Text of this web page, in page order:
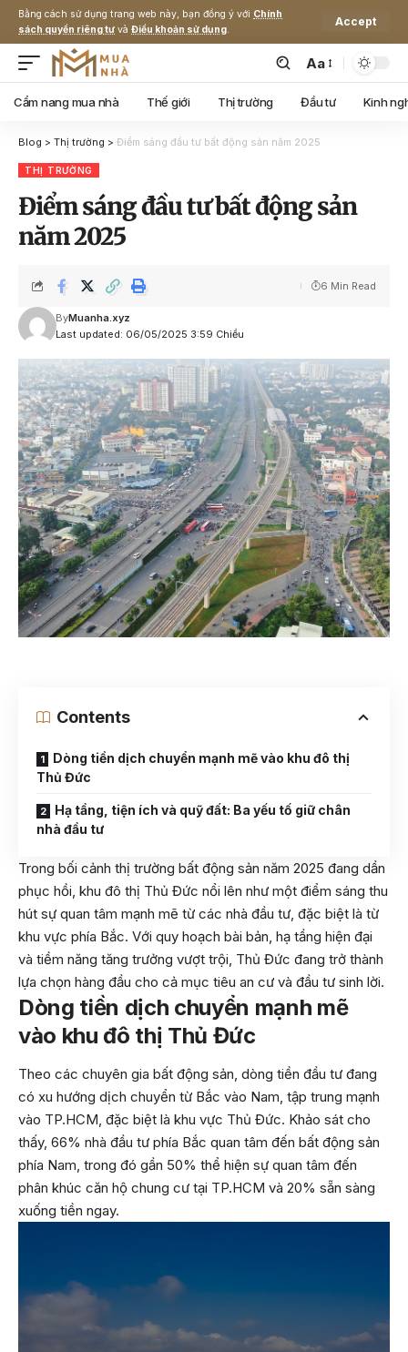
Bằng cách sử dụng trang web này, bạn đồng ý với Chính
sách quyền riêng tư và Điều khoản sử dụng.
Accept
Aa
Cẩm nang mua nhà Thế giới Thị trường Đầu tư Kinh
Blog > Thị trường > Điểm sáng đầu tư bất động sản năm 2025
THỊ TRƯỜNG
Điểm sáng đầu tư bất động sản
năm 2025
Last updated: 06/05/2025 3:59 Chiều
ByMuanha.xyz
6 Min Read
Contents
Dòng tiền dịch chuyển mạnh mẽ vào khu đô thị
Thủ Đức
Hạ tầng, tiện ích và quỹ đất: Ba yếu tố giữ chân
nhà đầu tư
Trong bối cảnh thị trường bất động sản năm 2025 đang dần
phục hồi, khu đô thị Thủ Đức nổi lên như một điểm sáng thu
hút sự quan tâm mạnh mẽ từ các nhà đầu tư, đặc biệt là từ
khu vực phía Bắc. Với quy hoạch bài bản, hạ tầng hiện đại
và tiềm năng tăng trưởng vượt trội, Thủ Đức đang trở thành
lựa chọn hàng đầu cho cả mục tiêu an cư và đầu tư sinh lời.
Dòng tiền dịch chuyển mạnh mẽ
vào khu đô thị Thủ Đức
Theo các chuyên gia bất động sản, dòng tiền đầu tư đang
có xu hướng dịch chuyển từ Bắc vào Nam, tập trung mạnh
vào TP.HCM, đặc biệt là khu vực Thủ Đức. Khảo sát cho
thấy, 66% nhà đầu tư phía Bắc quan tâm đến bất động sản
phía Nam, trong đó gần 50% thể hiện sự quan tâm đến
phân khúc căn hộ chung cư tại TP.HCM và 20% sẵn sàng
xuống tiền ngay.